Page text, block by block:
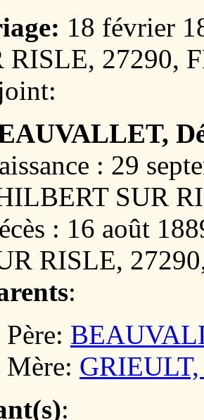
18 février
RISLE, 27290,
: 29
SUR
: 16 août
RISLE,
:
Père:
Mère:
: